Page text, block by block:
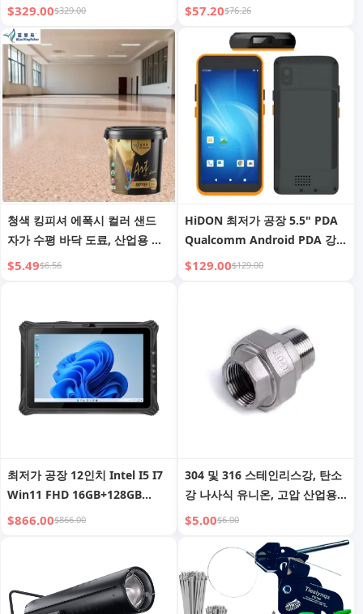
USB3.0 산업용 러기드 태블릿
캐너
$329.00$329.00
동물 미용 틈새 청소 리모델링
$57.20$76.26
청색 킹피셔 에폭시 컬러 샌드
자가 수평 바닥 도료, 산업용 플
랜트에 대량 공급 가능, 내마모
$5.49$6.56
HiDON 최저가 공장 5.5" PDA
Qualcomm Android PDA 강화
형 전화기 PDA 2D QR 바코드
$129.00$129.00
최저가 공장 12인치 Intel I5 I7
Win11 FHD 16GB+128GB
256GB 또는 512GB 러기드 태블
$866.00$866.00
304 및 316 스테인리스강, 탄소
강 나사식 유니온, 고압 산업용
파이프 피팅 유니온 (물, 석유, 가
$5.00$6.00